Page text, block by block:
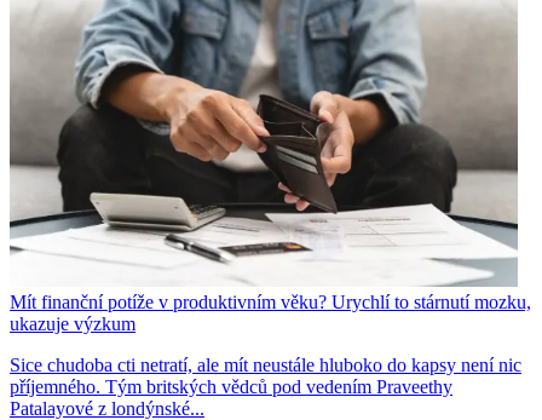
Mít finanční potíže v produktivním věku? Urychlí to stárnutí mozku,
ukazuje výzkum
Sice chudoba cti netratí, ale mít neustále hluboko do kapsy není nic
příjemného. Tým britských vědců pod vedením Praveethy
Patalayové z londýnské...